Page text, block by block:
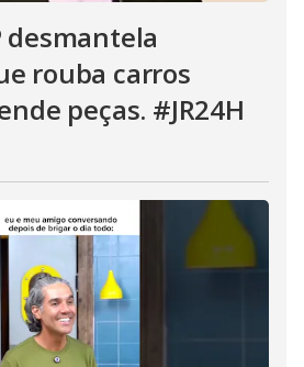
desmantela
rouba carros
peças. #JR24H